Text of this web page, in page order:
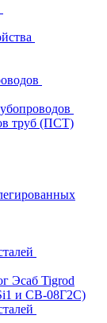
труб (ПСТ)
Эсаб Tigrod
и СВ-08Г2С)